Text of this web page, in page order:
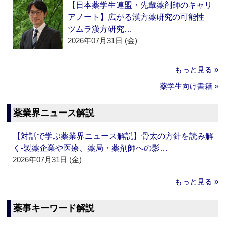
【日本薬学生連盟・先輩薬剤師のキャリ
アノート】広がる漢方薬研究の可能性
ツムラ漢方研究…
2026年07月31日 (金)
もっと見る »
薬学生向け書籍 »
薬業界ニュース解説
【対話で学ぶ薬業界ニュース解説】骨太の方針を読み解
く‐製薬企業や医療、薬局・薬剤師への影…
2026年07月31日 (金)
もっと見る »
薬事キーワード解説